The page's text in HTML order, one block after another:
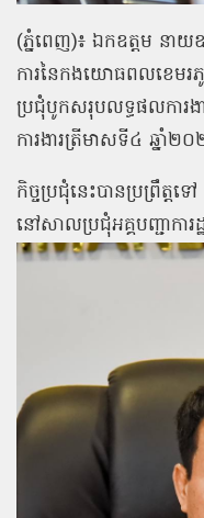
(ភ្នំពេញ)៖ ឯកឧត្ដម នាយ
ការនៃកងយោធពលខេមរភូ
ប្រជុំបូកសរុបលទ្ធផលការ
ការងារត្រីមាសទី៤ ឆ្នាំ២
កិច្ចប្រជុំនេះបានប្រព្រឹត្ត
នៅសាលប្រជុំអគ្គបញ្ជាកា